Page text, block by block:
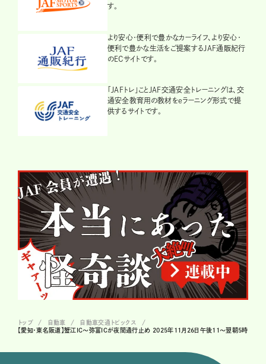
す。
より安心・便利で豊かなカーライフ、より安心・
便利で豊かな生活をご提案するJAF通販紀行
のECサイトです。
「JAFトレ」ことJAF交通安全トレーニングは、交
通安全教育用の教材をeラーニング形式で提
供するサイトです。
トップ 自動車
自動車交通トピックス
【愛知・東名阪道】蟹江IC〜弥富ICが夜間通行止め 2025年11月26日午後11～翌朝5時